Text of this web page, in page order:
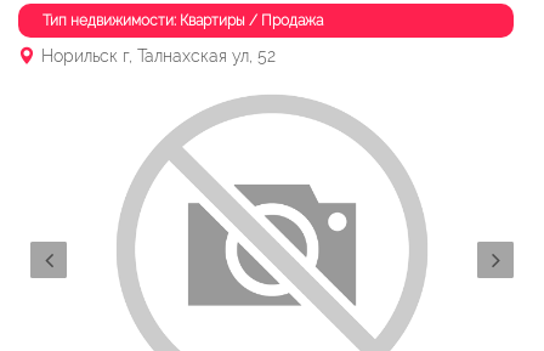
Тип недвижимости: Квартиры / Продажа
Норильск г, Талнахская ул, 52